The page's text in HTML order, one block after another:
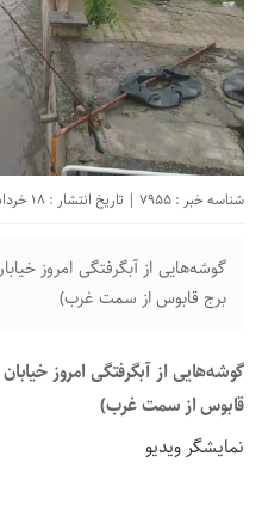
شناسه خبر : 7955 | تاریخ انتشار : 18 خرداد 1402 - 20:01 |
گوشه‌هایی از آبگرفتگی امروز
برج‌ قابوس از سمت غرب)
گوشه‌هایی از آبگرفتگی امروز
قابوس از سمت غرب)
نمایشگر ویدیو